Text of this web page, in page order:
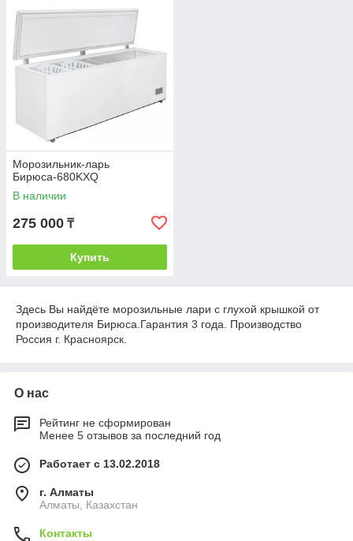
Морозильник-ларь
Бирюса-680KXQ
В наличии
275 000 ₸
Купить
Здесь Вы найдёте морозильные лари с глухой крышкой от
производителя Бирюса.Гарантия 3 года. Производство
Россия г. Красноярск.
О нас
Рейтинг не сформирован
Менее 5 отзывов за последний год
Работает с 13.02.2018
г. Алматы
Алматы, Казахстан
Контакты